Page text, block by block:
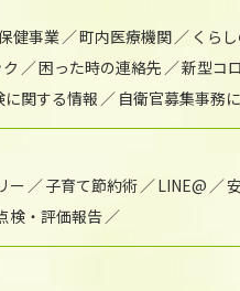
健事業 町内医療機関 くら
困った時の連絡先
新型コ
関する情報 自衛官募集事務
ー 子育て節約術 LINE@
検・評価報告